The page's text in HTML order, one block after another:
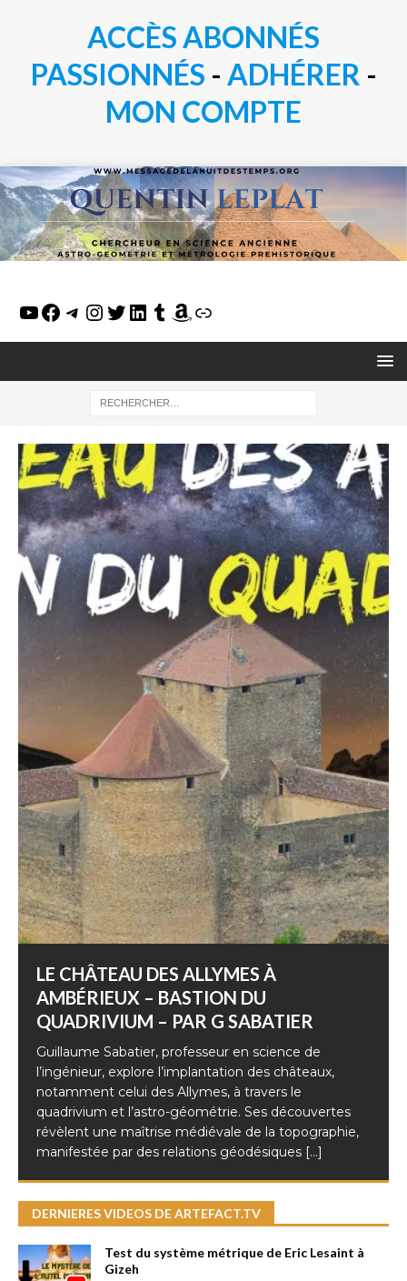
ACCÈS ABONNÉS
PASSIONNÉS - ADHÉRER -
MON COMPTE
LE CHÂTEAU DES ALLYMES À
AMBÉRIEUX – BASTION DU
QUADRIVIUM – PAR G SABATIER
Guillaume Sabatier, professeur en science de
l’ingénieur, explore l’implantation des châteaux,
notamment celui des Allymes, à travers le
quadrivium et l’astro-géométrie. Ses découvertes
révèlent une maîtrise médiévale de la topographie,
manifestée par des relations géodésiques [...]
DERNIERES VIDEOS DE ARTEFACT.TV
Test du système métrique de Eric Lesaint à
Gizeh